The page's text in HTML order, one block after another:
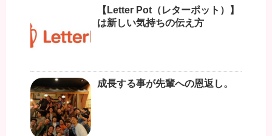
【Letter Pot（レターポット）】
は新しい気持ちの伝え方
成長する事が先輩への恩返し。